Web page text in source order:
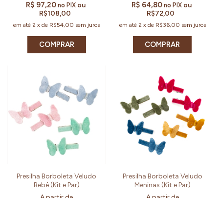
R$ 97,20no PIX ou
R$108,00
em até2 xde R$54,00 sem juros
COMPRAR
R$ 64,80no PIX ou
R$72,00
em até 2 x de R$36,00 sem juros
COMPRAR
Presilha Borboleta Veludo
Bebê (Kit e Par)
Presilha Borboleta Veludo
Meninas (Kit e Par)